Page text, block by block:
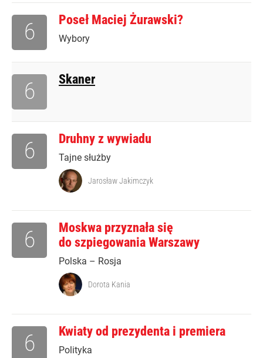
Poseł Maciej Żurawski?
Wybory
6
Skaner
6
Druhny z wywiadu
Tajne służby
6
Jarosław Jakimczyk
Moskwa przyznała się
do szpiegowania Warszawy
Polska – Rosja
6
Dorota Kania
Kwiaty od prezydenta i premiera
Polityka
6